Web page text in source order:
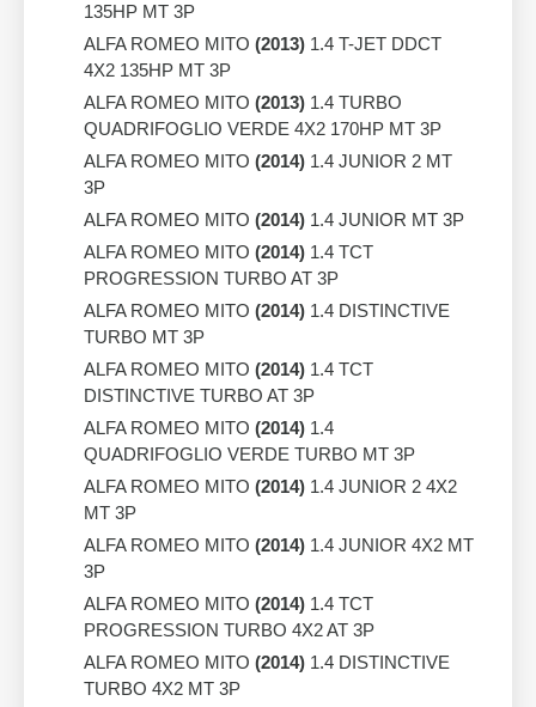
135HP MT 3P
ALFA ROMEO MITO (2013) 1.4 T-JET DDCT
4X2 135HP MT 3P
ALFA ROMEO MITO (2013) 1.4 TURBO
QUADRIFOGLIO VERDE 4X2 170HP MT 3P
ALFA ROMEO MITO (2014) 1.4 JUNIOR 2 MT
3P
ALFA ROMEO MITO (2014) 1.4 JUNIOR MT 3P
ALFA ROMEO MITO (2014) 1.4 TCT
PROGRESSION TURBO AT 3P
ALFA ROMEO MITO (2014) 1.4 DISTINCTIVE
TURBO MT 3P
ALFA ROMEO MITO (2014) 1.4 TCT
DISTINCTIVE TURBO AT 3P
ALFA ROMEO MITO (2014) 1.4
QUADRIFOGLIO VERDE TURBO MT 3P
ALFA ROMEO MITO (2014) 1.4 JUNIOR 2 4X2
MT 3P
ALFA ROMEO MITO (2014) 1.4 JUNIOR 4X2 MT
3P
ALFA ROMEO MITO (2014) 1.4 TCT
PROGRESSION TURBO 4X2 AT 3P
ALFA ROMEO MITO (2014) 1.4 DISTINCTIVE
TURBO 4X2 MT 3P